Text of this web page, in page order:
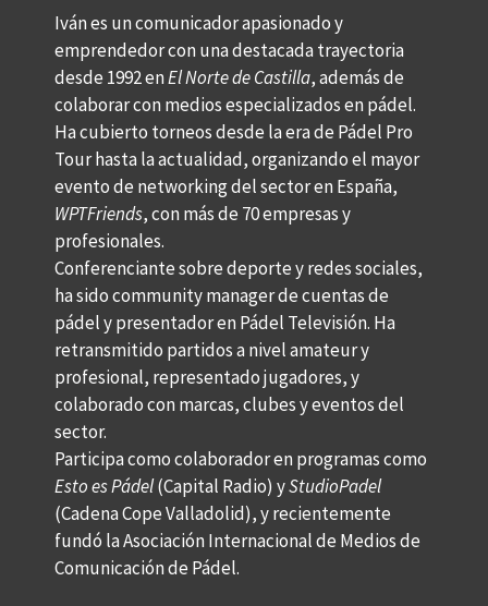
Iván es un comunicador apasionado y
emprendedor con una destacada trayectoria
desde 1992 enEl Norte de Castilla, además de
colaborar con medios especializados en pádel.
Ha cubierto torneos desde la era de Pádel Pro
Tour hasta la actualidad, organizando el mayor
evento de networking del sector en España,
WPTFriends, con más de 70 empresas y
profesionales.
Conferenciante sobre deporte y redes sociales,
ha sido community manager de cuentas de
pádel y presentador en Pádel Televisión. Ha
retransmitido partidos a nivel amateur y
profesional, representado jugadores, y
colaborado con marcas, clubes y eventos del
sector.
Participa como colaborador en programas como
Esto es Pádel(Capital Radio) yStudioPadel
(Cadena Cope Valladolid), y recientemente
fundó la Asociación Internacional de Medios de
Comunicación de Pádel.